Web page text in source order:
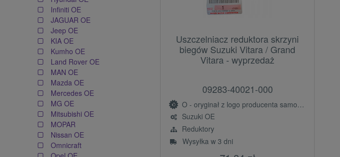
Infiniti OE
JAGUAR OE
Jeep OE
KIA OE
Kumho OE
Land Rover OE
MAN OE
Mazda OE
Mercedes OE
MG OE
Mitsubishi OE
MOPAR
Nissan OE
Omnicraft
Uszczelniacz reduktora skrzyni
biegów Suzuki Vitara / Grand
Vitara - wyprzedaż
09283-40021-000
O - oryginał z logo producenta samochodu (OE)
Suzuki OE
Reduktory
Wysyłka w 3 dni